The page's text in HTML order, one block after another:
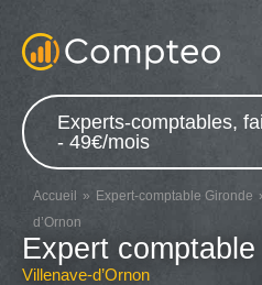
Experts-comptables,
- 49€/mois
Accueil Expert-comptable Gironde
d’Ornon
Expert comptable
Villenave-d’Ornon